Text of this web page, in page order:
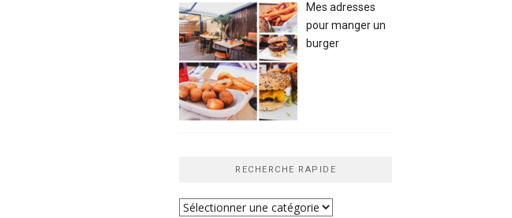
Mes adresses
pour manger un
burger
RECHERCHE RAPIDE
Recherche